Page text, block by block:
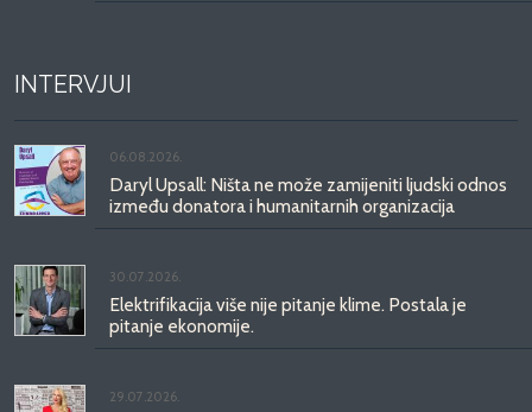
INTERVJUI
06.08.2026.
Daryl Upsall: Ništa ne može zamijeniti ljudski odnos
između donatora i humanitarnih organizacija
30.07.2026.
Elektrifikacija više nije pitanje klime. Postala je
pitanje ekonomije.
29.07.2026.